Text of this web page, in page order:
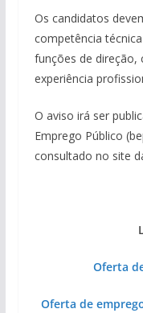
Os candidatos
competência
funções de
experiência
O aviso irá ser
Emprego Público
consultado no site
Oferta
Oferta de